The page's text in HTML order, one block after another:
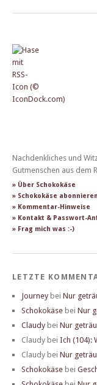
Nachdenkliches und
Gutmenschen aus dem
» Über Schokokäse
» Schokokäse abonnieren
» Kommentar-Hinweise
» Kontakt & Passwort-
» Frag mich was :-)
LETZTE
Journey bei Nur
Schokokäse bei Nur
Claudy bei Nur
Claudy bei Ich (104):
Claudy bei Nur
Schokokäse bei